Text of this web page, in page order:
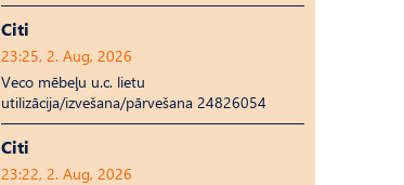
Citi
23:25, 2. Aug, 2026
Veco mēbeļu u.c. lietu
utilizācija/izvešana/pārvešana 24826054
Citi
23:22, 2. Aug, 2026